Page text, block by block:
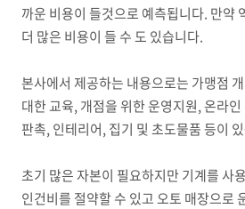
까운 비용이 들것으로 예측됩니다. 만약
더 많은 비용이 들 수 도 있습니다.
본사에서 제공하는 내용으로는 가맹점
대한 교육, 개점을 위한 운영지원, 온라
판촉, 인테리어, 집기 및 초도물품 등이
초기 많은 자본이 필요하지만 기계를 사
인건비를 절약할 수 있고 오토 매장으로